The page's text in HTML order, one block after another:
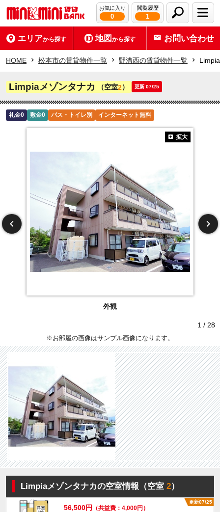
お気に入り
0
閲覧履歴
1
エリアから探す 地図から探す お問い合わせ
HOME 松本市の賃貸物件一覧 野溝西の賃貸物件一覧
Limpiaメゾンタナカ （空室2） 更新 07/25
礼金0 敷金0 バス・トイレ別 インターネット無料
外観
拡大
1 / 28
※お部屋の画像はサンプル画像になります。
Limpiaメゾンタナカの空室情報（空室2）
更新07/25
56,500円
（共益費：4,000円）